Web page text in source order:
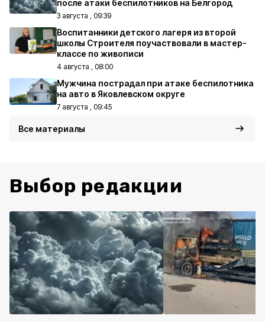
после атаки беспилотников на Белгород
3 августа , 09:39
Воспитанники детского лагеря из второй
школы Строителя поучаствовали в мастер-
классе по живописи
4 августа , 08:00
Мужчина пострадал при атаке беспилотника
на авто в Яковлевском округе
7 августа , 09:45
Все материалы
Выбор редакции